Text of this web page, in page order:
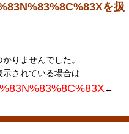
を扱
りませんでした。
されている場合は
←